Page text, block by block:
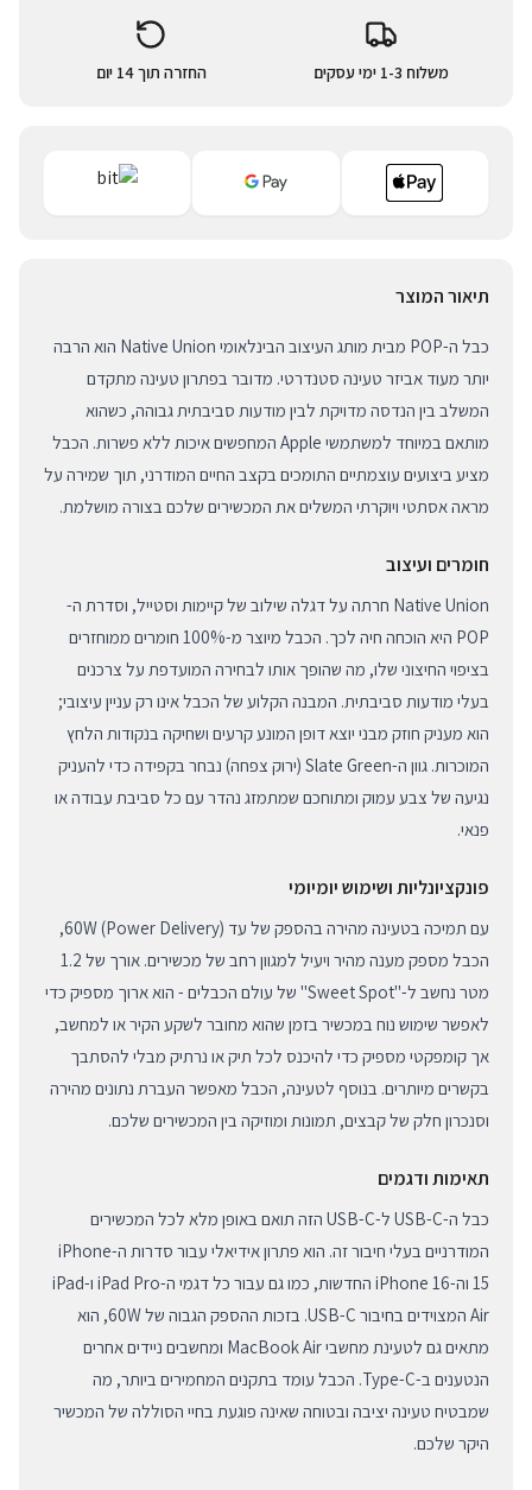
משלוח 1-3 ימי עסקים החזרה תוך 14 יום
תיאור המוצר
כבל ה-POP מבית מותג העיצוב הבינלאומי Native Union הוא הרבה
יותר מעוד אביזר טעינה סטנדרטי. מדובר בפתרון טעינה מתקדם
המשלב בין הנדסה מדויקת לבין מודעות סביבתית גבוהה, כשהוא
מותאם במיוחד למשתמשי Apple המחפשים איכות ללא פשרות. הכבל
מציע ביצועים עוצמתיים התומכים בקצב החיים המודרני, תוך שמירה על
מראה אסתטי ויוקרתי המשלים את המכשירים שלכם בצורה מושלמת.
חומרים ועיצוב
Native Union חרתה על דגלה שילוב של קיימות וסטייל, וסדרת ה-
POP היא הוכחה חיה לכך. הכבל מיוצר מ-100% חומרים ממוחזרים
בציפוי החיצוני שלו, מה שהופך אותו לבחירה המועדפת על צרכנים
בעלי מודעות סביבתית. המבנה הקלוע של הכבל אינו רק עניין עיצובי;
הוא מעניק חוזק מבני יוצא דופן המונע קרעים ושחיקה בנקודות הלחץ
המוכרות. גוון ה-Slate Green (ירוק צפחה) נבחר בקפידה כדי להעניק
נגיעה של צבע עמוק ומתוחכם שמתמזג נהדר עם כל סביבת עבודה או
פנאי.
פונקציונליות ושימוש יומיומי
עם תמיכה בטעינה מהירה בהספק של עד 60W (Power Delivery),
הכבל מספק מענה מהיר ויעיל למגוון רחב של מכשירים. אורך של 1.2
מטר נחשב ל-"Sweet Spot" של עולם הכבלים - הוא ארוך מספיק כדי
לאפשר שימוש נוח במכשיר בזמן שהוא מחובר לשקע הקיר או למחשב,
אך קומפקטי מספיק כדי להיכנס לכל תיק או נרתיק מבלי להסתבך
בקשרים מיותרים. בנוסף לטעינה, הכבל מאפשר העברת נתונים מהירה
וסנכרון חלק של קבצים, תמונות ומוזיקה בין המכשירים שלכם.
תאימות ודגמים
כבל ה-USB-C ל-USB-C הזה תואם באופן מלא לכל המכשירים
המודרניים בעלי חיבור זה. הוא פתרון אידיאלי עבור סדרות ה-iPhone
15 וה-iPhone 16 החדשות, כמו גם עבור כל דגמי ה-iPad Pro ו-iPad
Air המצוידים בחיבור USB-C. בזכות ההספק הגבוה של 60W, הוא
מתאים גם לטעינת מחשבי MacBook Air ומחשבים ניידים אחרים
הנטענים ב-Type-C. הכבל עומד בתקנים המחמירים ביותר, מה
שמבטיח טעינה יציבה ובטוחה שאינה פוגעת בחיי הסוללה של המכשיר
היקר שלכם.